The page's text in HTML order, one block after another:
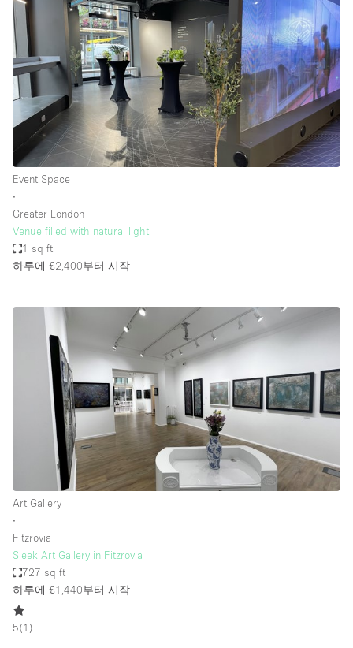
Event Space
∙
Greater London
Venue filled with natural light
1 sq ft
하루에 £2,400부터 시작
Art Gallery
∙
Fitzrovia
Sleek Art Gallery in Fitzrovia
727 sq ft
하루에 £1,440부터 시작
5(1 )